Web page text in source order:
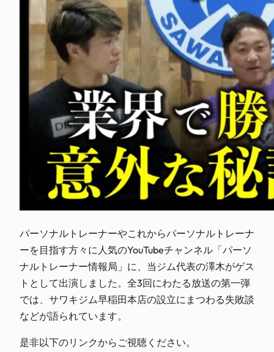
パーソナルトレーナーやこれからパーソナルトレーナ
ーを目指す方々に人気のYouTubeチャンネル「パーソ
ナルトレーナー情報局」に、当ジム代表の澤木がゲス
トとして出演しました。全3回にわたる放送の第一弾
では、サワキジム早稲田本店の設立にまつわる失敗談
などが語られています。
是非以下のリンクからご視聴ください。